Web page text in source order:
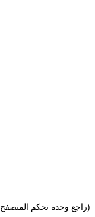
(راجع وحدة تحكم المتصفح